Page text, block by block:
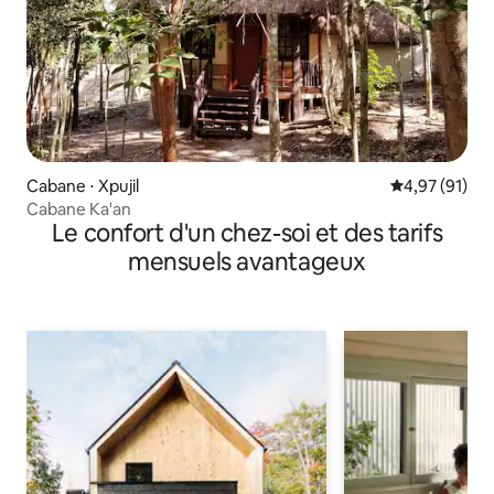
Cabane ⋅ Xpujil Évaluation
4,97 (91)
Cabane Ka'an
Le confort d'un chez-soi et des tarifs
mensuels avantageux